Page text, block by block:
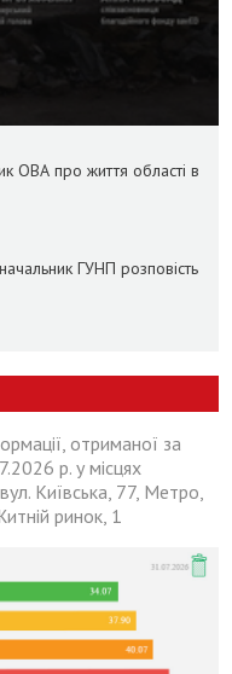
ОВА про життя області в
ГУНП розповість
отриманої за
р. у місцях
Київська, 77, Метро,
ринок, 1